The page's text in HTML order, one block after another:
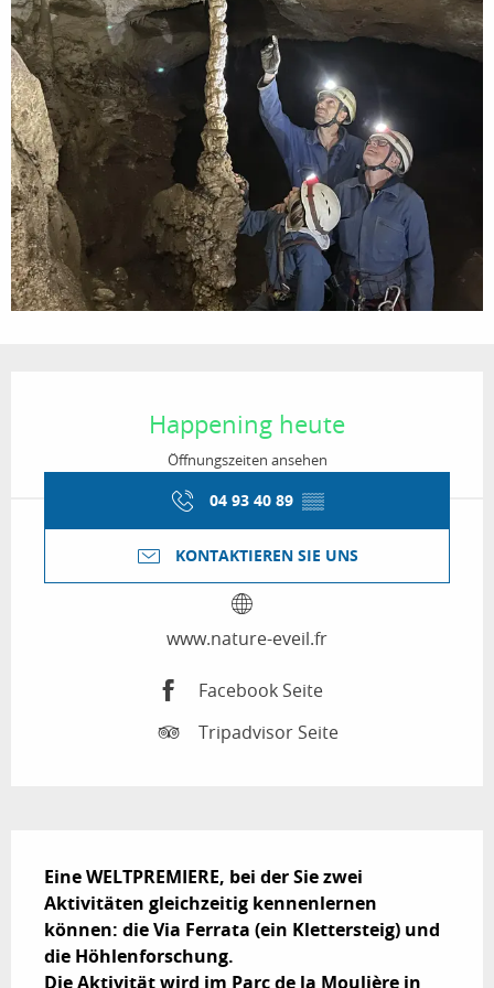
Happening heute
Öffnungszeiten ansehen
04 93 40 89 ▒▒
KONTAKTIEREN SIE UNS
www.nature-eveil.fr
Facebook Seite
Tripadvisor Seite
Eine WELTPREMIERE, bei der Sie zwei
Aktivitäten gleichzeitig kennenlernen
können: die Via Ferrata (ein Klettersteig) und
die Höhlenforschung.
Die Aktivität wird im Parc de la Moulière in